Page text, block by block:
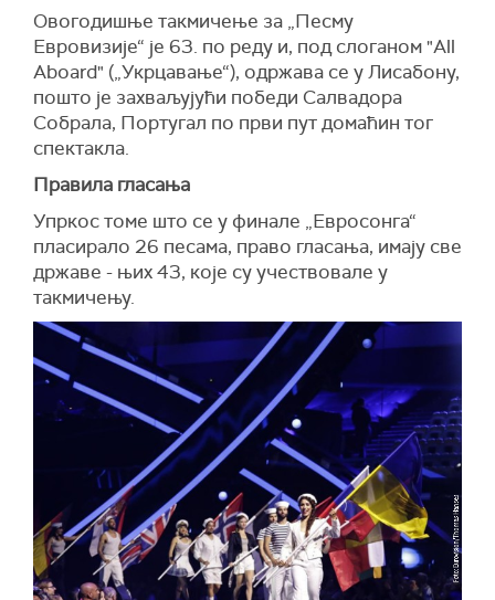
Овогодишње такмичење за „Песму
Евровизије“ је 63. по реду и, под слоганом "All
Aboard" („Укрцавање“), одржава се у Лисабону,
пошто је захваљујући победи Салвадора
Собрала, Португал по први пут домаћин тог
спектакла.
Правила гласања
Упркос томе што се у финале „Евросонга“
пласирало 26 песама, право гласања, имају све
државе - њих 43, које су учествовале у
такмичењу.